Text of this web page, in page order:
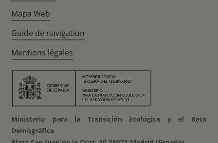
Mapa Web
Guide de navigation
Mentions légales
Ministerio para la Transición Ecológica y el Reto
Demográfico